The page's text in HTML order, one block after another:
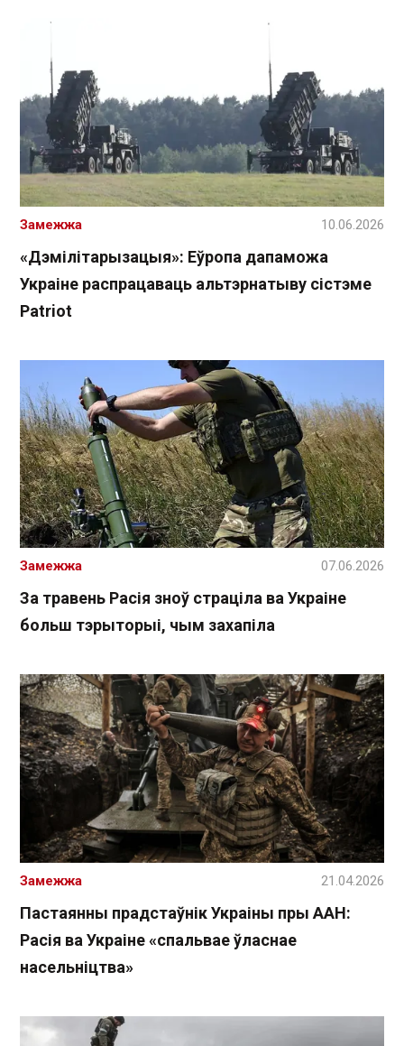
«Дэмілітарызацыя»: Еўропа дапаможа
Украіне распрацаваць альтэрнатыву сістэме
Patriot
Замежжа 10.06.2026
За травень Расія зноў страціла ва Украіне
больш тэрыторыі, чым захапіла
Замежжа 07.06.2026
Пастаянны прадстаўнік Украіны пры ААН:
Расія ва Украіне «спальвае ўласнае
насельніцтва»
Замежжа 21.04.2026